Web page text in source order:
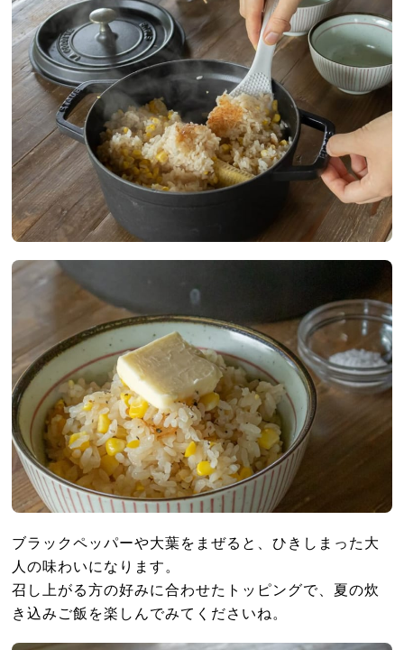
ブラックペッパーや大葉をまぜると、ひきしまった大
人の味わいになります。
召し上がる方の好みに合わせたトッピングで、夏の炊
き込みご飯を楽しんでみてくださいね。